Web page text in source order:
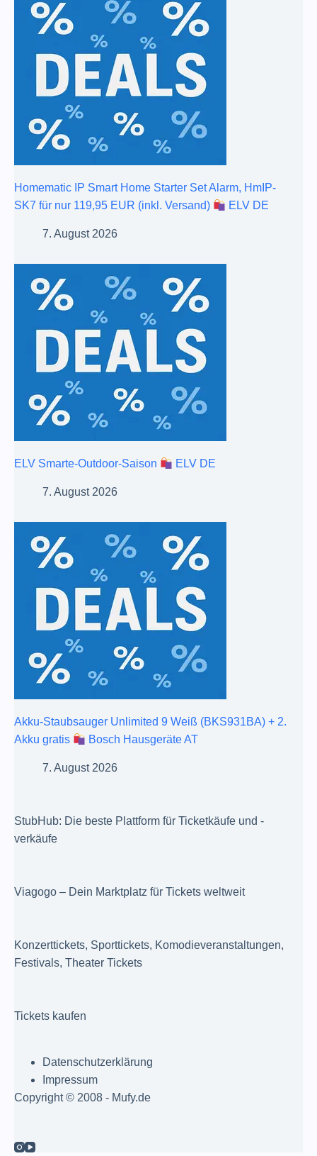
Homematic IP Smart Home Starter Set Alarm, HmIP-
SK7 für nur 119,95 EUR (inkl. Versand)
ELV DE
7. August 2026
ELV Smarte-Outdoor-Saison ELV DE
7. August 2026
Akku-Staubsauger Unlimited 9 Weiß (BKS931BA) + 2.
Akku gratis
Bosch Hausgeräte AT
7. August 2026
StubHub: Die beste Plattform für Ticketkäufe und -
verkäufe
Viagogo – Dein Marktplatz für Tickets weltweit
Konzerttickets, Sporttickets, Komodieveranstaltungen,
Festivals, Theater Tickets
Tickets kaufen
Datenschutzerklärung
Impressum
Copyright © 2008 - Mufy.de